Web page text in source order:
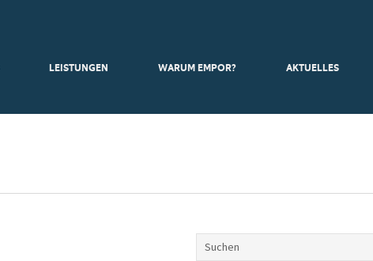
LEISTUNGEN WARUM EMPOR? AKTUELLES